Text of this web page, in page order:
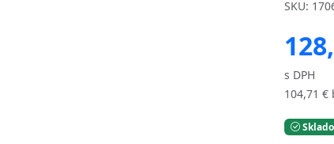
SKU:
s DPH
104,71 €